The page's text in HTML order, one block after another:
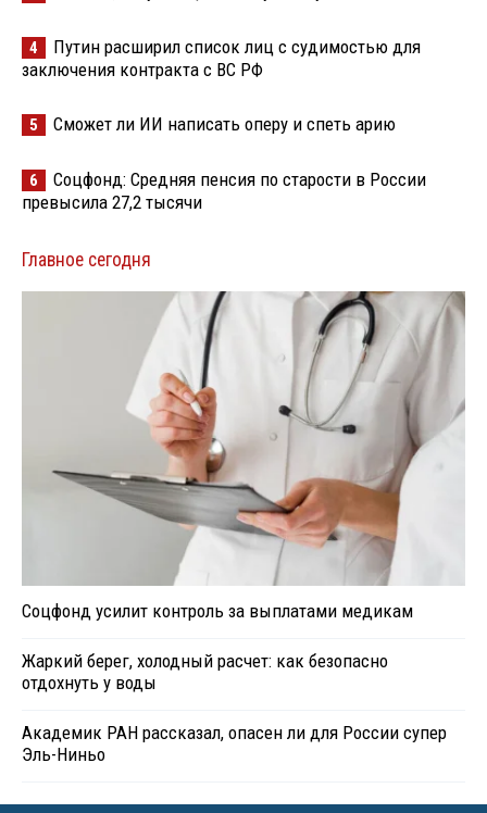
4
Путин расширил список лиц с судимостью для
заключения контракта с ВС РФ
5 Сможет ли ИИ написать оперу и спеть арию
6
Соцфонд: Средняя пенсия по старости в России
превысила 27,2 тысячи
Главное сегодня
Соцфонд усилит контроль за выплатами медикам
Жаркий берег, холодный расчет: как безопасно
отдохнуть у воды
Академик РАН рассказал, опасен ли для России супер
Эль-Ниньо